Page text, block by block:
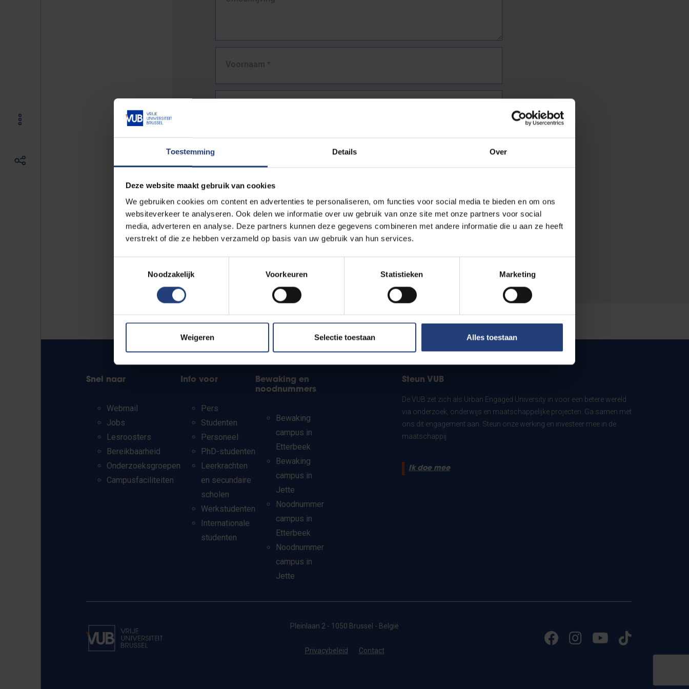
Toestemming Details Over
Deze website maakt gebruik van cookies
We gebruiken cookies om content en advertenties te personaliseren, om functies voor social media te bieden en om ons
websiteverkeer te analyseren. Ook delen we informatie over uw gebruik van onze site met onze partners voor social
media, adverteren en analyse. Deze partners kunnen deze gegevens combineren met andere informatie die u aan ze heeft
verstrekt of die ze hebben verzameld op basis van uw gebruik van hun services.
Noodzakelijk
Voorkeuren Statistieken Marketing
Weigeren Selectie toestaan Alles toestaan
Voornaam *
URL*
De volledige URL van de pagina waar je de fout zag.
Bv. https://www.vub.be/nl/studeren-aan-de-vub/alle-opleidingen
Snel naar
Webmail
Jobs
Lesroosters
Bereikbaarheid
Onderzoeksgroepen
Campusfaciliteiten
Info voor
Pers
Studenten
Personeel
PhD-studenten
Leerkrachten
en secundaire
scholen
Werkstudenten
Internationale
studenten
Bewaking en
noodnummers
Bewaking
campus in
Etterbeek
Bewaking
campus in
Jette
Noodnummer
campus in
Etterbeek
Noodnummer
campus in
Jette
Steun VUB
De VUB zet zich als Urban Engaged University in voor een betere wereld
via onderzoek, onderwijs en maatschappelijke projecten. Ga samen met
ons dit engagement aan. Steun onze werking en investeer mee in de
maatschappij.
Ik doe mee
Pleinlaan 2 - 1050 Brussel - België
Privacybeleid Contact